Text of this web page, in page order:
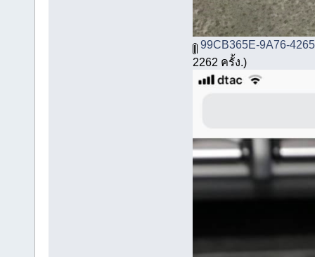
99CB365E-9A76-
2262 ครั้ง.)